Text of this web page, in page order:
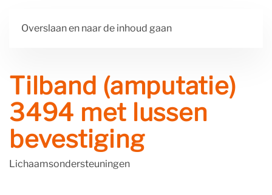
Overslaan en naar de inhoud gaan
Tilband (amputatie)
3494 met lussen
bevestiging
Lichaamsondersteuningen